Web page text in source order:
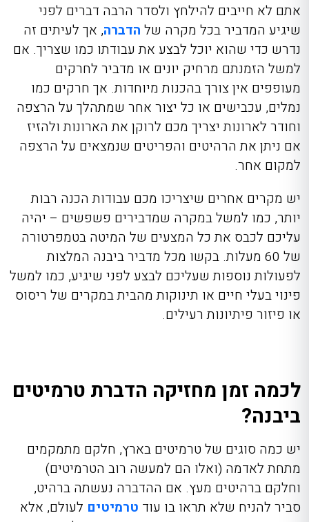
אתם לא חייבים להילחץ ולסדר הרבה דברים לפני
שיגיע המדביר בכל מקרה של הדברה, אך לעיתים זה
נדרש כדי שהוא יוכל לבצע את עבודתו כמו שצריך. אם
למשל הזמנתם מרחיק יונים או מדביר לחרקים
מעופפים אין צורך בהכנות מיוחדות. אך חרקים כמו
נמלים, עכבישים או כל יצור אחר שמתהלך על הרצפה
וחודר לארונות יצריך מכם לרוקן את הארונות ולהזיז
אם ניתן את הרהיטים והפריטים שנמצאים על הרצפה
למקום אחר.
יש מקרים אחרים שיצריכו מכם עבודות הכנה רבות
יותר, כמו למשל במקרה שמדבירים פשפשים – יהיה
עליכם לכבס את כל המצעים של המיטה בטמפרטורה
של 60 מעלות. בקשו מכל מדביר ביבנה המלצות
לפעולות נוספות שעליכם לבצע לפני שיגיע, כמו למשל
פינוי בעלי חיים או תינוקות מהבית במקרים של ריסוס
או פיזור פיתיונות רעילים.
לכמה זמן מחזיקה הדברת טרמיטים
ביבנה?
יש כמה סוגים של טרמיטים בארץ, חלקם מתמקמים
מתחת לאדמה (ואלו הם למעשה רוב הטרמיטים)
וחלקם ברהיטים מעץ. אם ההדברה נעשתה ברהיט,
סביר להניח שלא תראו בו עוד טרמיטים לעולם, אלא